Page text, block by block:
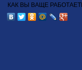
КАК ВЫ ВАЩЕ